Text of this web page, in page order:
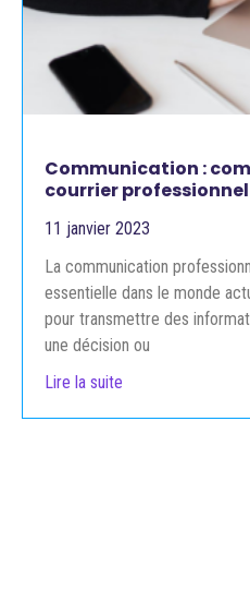
Communication :
courrier
11 janvier 2023
La communication
essentielle dans le monde
pour transmettre des
une décision ou
Lire la suite